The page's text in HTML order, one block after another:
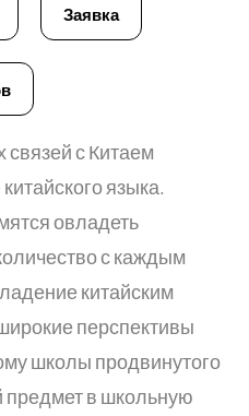
Заявка
связей с Китаем
языка.
овладеть
с каждым
китайским
перспективы
школы продвинутого
в школьную